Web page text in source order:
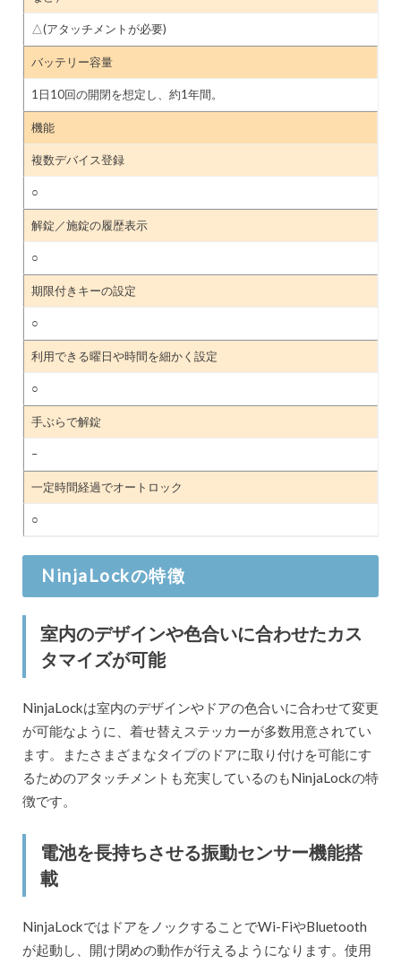
△(アタッチメントが必要)
バッテリー容量
1日10回の開閉を想定し、約1年間。
機能
複数デバイス登録
○
解錠／施錠の履歴表示
○
期限付きキーの設定
○
利用できる曜日や時間を細かく設定
○
手ぶらで解錠
–
一定時間経過でオートロック
○
NinjaLockの特徴
室内のデザインや色合いに合わせたカス
タマイズが可能
NinjaLockは室内のデザインやドアの色合いに合わせて変更
が可能なように、着せ替えステッカーが多数用意されてい
ます。またさまざまなタイプのドアに取り付けを可能にす
るためのアタッチメントも充実しているのもNinjaLockの特
徴です。
電池を長持ちさせる振動センサー機能搭
載
NinjaLockではドアをノックすることでWi-FiやBluetooth
が起動し、開け閉めの動作が行えるようになります。使用